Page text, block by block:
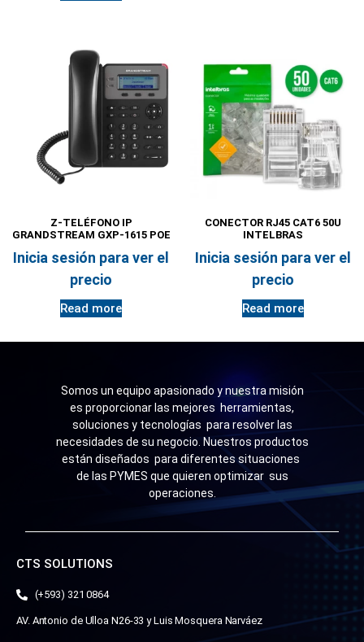
Z-TELÉFONO IP
GRANDSTREAM GXP-1615 POE
Inicia sesión para ver el
precio
Read more
CONECTOR RJ45 CAT6 50U
INTELBRAS
Inicia sesión para ver el
precio
Read more
Somos un equipo apasionado y nuestra misión
es proporcionar las mejores herramientas,
soluciones y tecnologías para resolver las
necesidades de su negocio. Nuestros productos
están diseñados para diferentes situaciones
de las PYMES que quieren optimizar sus
operaciones.
CTS SOLUTIONS
(+593) 321 0864
AV. Antonio de Ulloa N26-33 y Luis Mosquera Narváez